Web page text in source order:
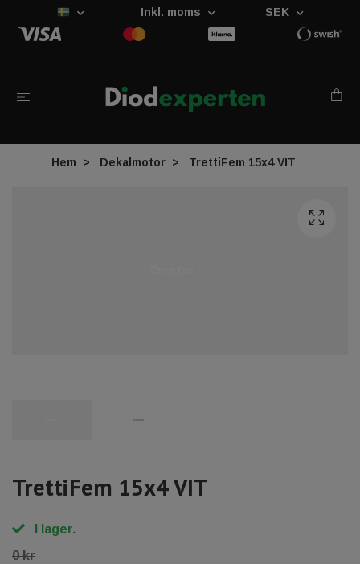
Inkl. moms SEK
Hem Dekalmotor TrettiFem 15x4 VIT
TrettiFem 15x4 VIT
I lager.
0 kr